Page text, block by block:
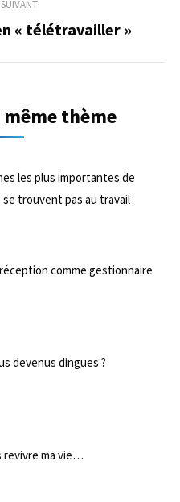
« télétravailler »
thème
les plus importantes de
trouvent pas au travail
comme gestionnaire
devenus dingues ?
revivre ma vie…